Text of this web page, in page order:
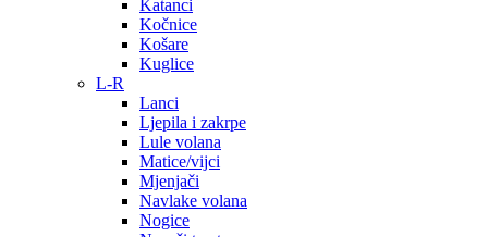
Katanci
Kočnice
Košare
Kuglice
L-R
Lanci
Ljepila i zakrpe
Lule volana
Matice/vijci
Mjenjači
Navlake volana
Nogice